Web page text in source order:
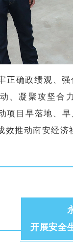
正确政绩观、
、凝聚攻坚合
项目早落地、
效推动南安经济
开展安全